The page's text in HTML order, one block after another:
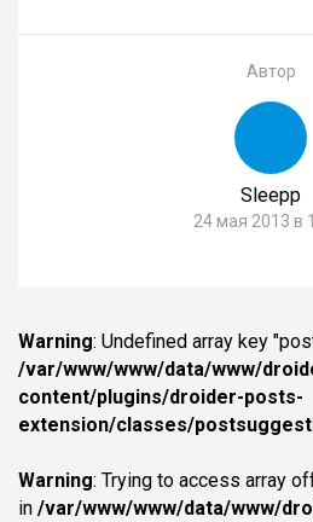
Автор
Sleepp
24 мая 2013 в
Warning: Undefined array key
/var/www/www/data/www/
content/plugins/droider-posts-
extension/classes/
Warning: Trying to access array
in /var/www/www/data/www/